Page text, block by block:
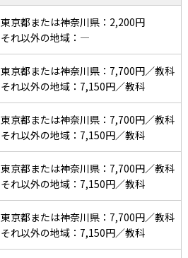
東京都または神奈川県：2,200円
それ以外の地域：―
東京都または神奈川県：7,700円／教科
それ以外の地域：7,150円／教科
東京都または神奈川県：7,700円／教科
それ以外の地域：7,150円／教科
東京都または神奈川県：7,700円／教科
それ以外の地域：7,150円／教科
東京都または神奈川県：7,700円／教科
それ以外の地域：7,150円／教科